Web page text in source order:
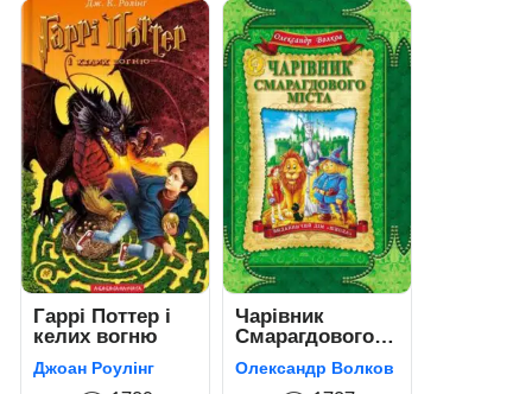
Гаррі Поттер і
келих вогню
Джоан Роулінг
Чарівник
Смарагдового
міста
Олександр Волков